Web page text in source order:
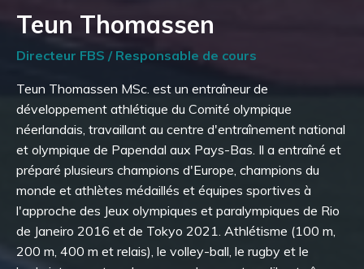
Teun Thomassen
Directeur FBS / Responsable de cours
Teun Thomassen MSc. est un entraîneur de
développement athlétique du Comité olympique
néerlandais, travaillant au centre d'entraînement national
et olympique de Papendal aux Pays-Bas. Il a entraîné et
préparé plusieurs champions d'Europe, champions du
monde et athlètes médaillés et équipes sportives à
l'approche des Jeux olympiques et paralympiques de Rio
de Janeiro 2016 et de Tokyo 2021. Athlétisme (100 m,
200 m, 400 m et relais), le volley-ball, le rugby et le